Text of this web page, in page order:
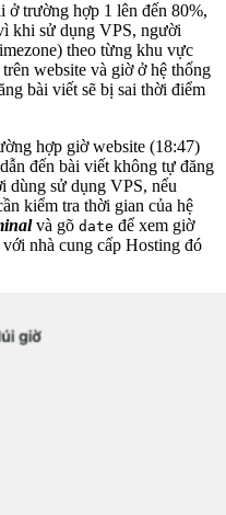
ở trường hợp 1 lên đến 80%,
khi sử dụng VPS, người
theo từng khu vực
website và giờ ở hệ thống
bài viết sẽ bị sai thời điểm
hợp giờ website (18:47)
đến bài viết không tự đăng
dùng sử dụng VPS, nếu
kiểm tra thời gian của hệ
và gõ date để xem giờ
nhà cung cấp Hosting đó